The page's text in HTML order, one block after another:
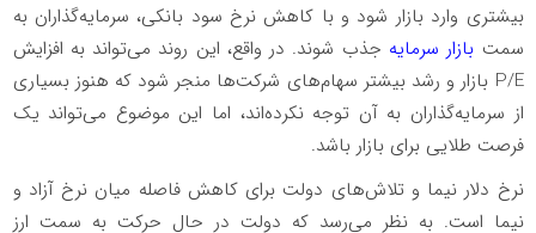
بیشتری وارد بازار شود و با کاهش نرخ سود بانکی، سرمایه‌گذاران به
سمت بازار سرمایه جذب شوند. در واقع، این روند می‌تواند به افزایش
P/E بازار و رشد بیشتر سهام‌های شرکت‌ها منجر شود که هنوز بسیاری
از سرمایه‌گذاران به آن توجه نکرده‌اند، اما این موضوع می‌تواند یک
فرصت طلایی برای بازار باشد.
نرخ دلار نیما و تلاش‌های دولت برای کاهش فاصله میان نرخ آزاد و
نیما است. به نظر می‌رسد که دولت در حال حرکت به سمت ارز